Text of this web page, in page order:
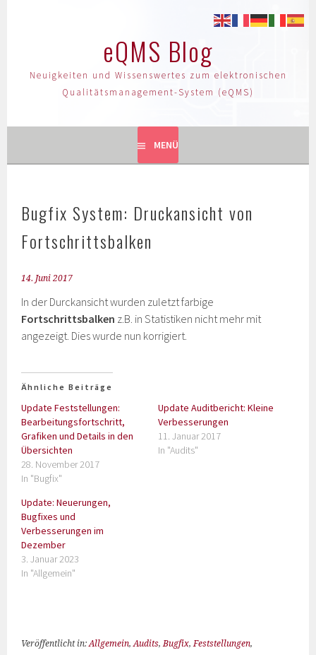
eQMS Blog
Neuigkeiten und Wissenswertes zum elektronischen
Qualitätsmanagement-System (eQMS)
MENÜ
Bugfix System: Druckansicht von
Fortschrittsbalken
14. Juni 2017
In der Durckansicht wurden zuletzt farbige
Fortschrittsbalken z.B. in Statistiken nicht mehr mit
angezeigt. Dies wurde nun korrigiert.
Ähnliche Beiträge
Update Feststellungen:
Bearbeitungsfortschritt,
Grafiken und Details in den
Übersichten
28. November 2017
In "Bugfix"
Update Auditbericht: Kleine
Verbesserungen
11. Januar 2017
In "Audits"
Update: Neuerungen,
Bugfixes und
Verbesserungen im
Dezember
3. Januar 2023
In "Allgemein"
Veröffentlicht in:Allgemein,Audits,Bugfix,Feststellungen,